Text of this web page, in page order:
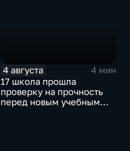
4 августа
4 мин
17 школа прошла
проверку на прочность
перед новым учебным